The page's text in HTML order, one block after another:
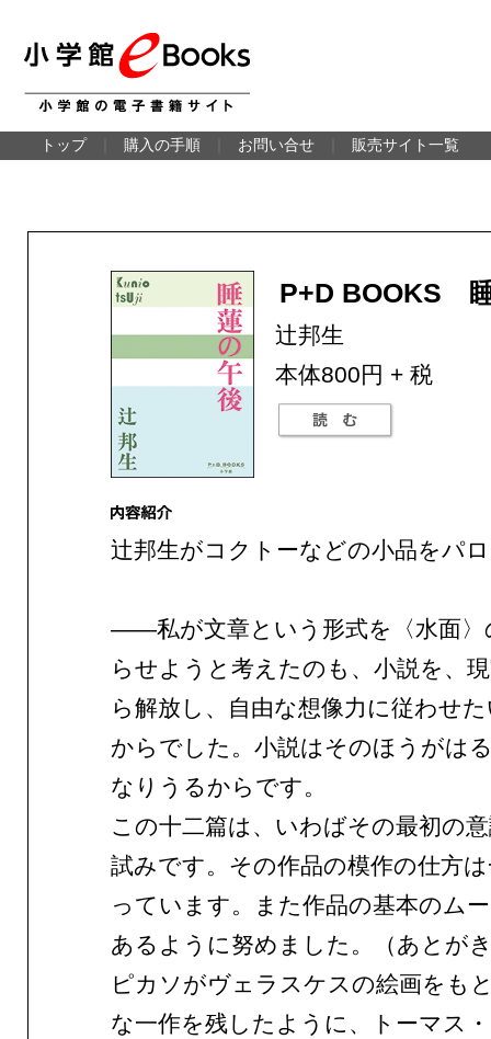
トップ 購入の手順 お問い合せ 販売サイト一覧
P+D BOOKS
辻邦生
本体800円 + 税
辻邦生がコクトーなどの小品をパ
——私が文章という形式を〈水面〉
らせようと考えたのも、小説を、
ら解放し、自由な想像力に従わせ
からでした。小説はそのほうがは
なりうるからです。
この十二篇は、いわばその最初の
試みです。その作品の模作の仕方
っています。また作品の基本のム
あるように努めました。（あと
ピカソがヴェラスケスの絵画をも
な一作を残したように、トーマス